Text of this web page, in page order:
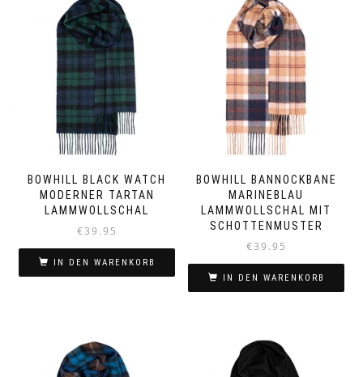
BOWHILL BLACK WATCH
MODERNER TARTAN
LAMMWOLLSCHAL
€39.95
IN DEN WARENKORB
BOWHILL BANNOCKBANE
MARINEBLAU
LAMMWOLLSCHAL MIT
SCHOTTENMUSTER
€39.95
IN DEN WARENKORB